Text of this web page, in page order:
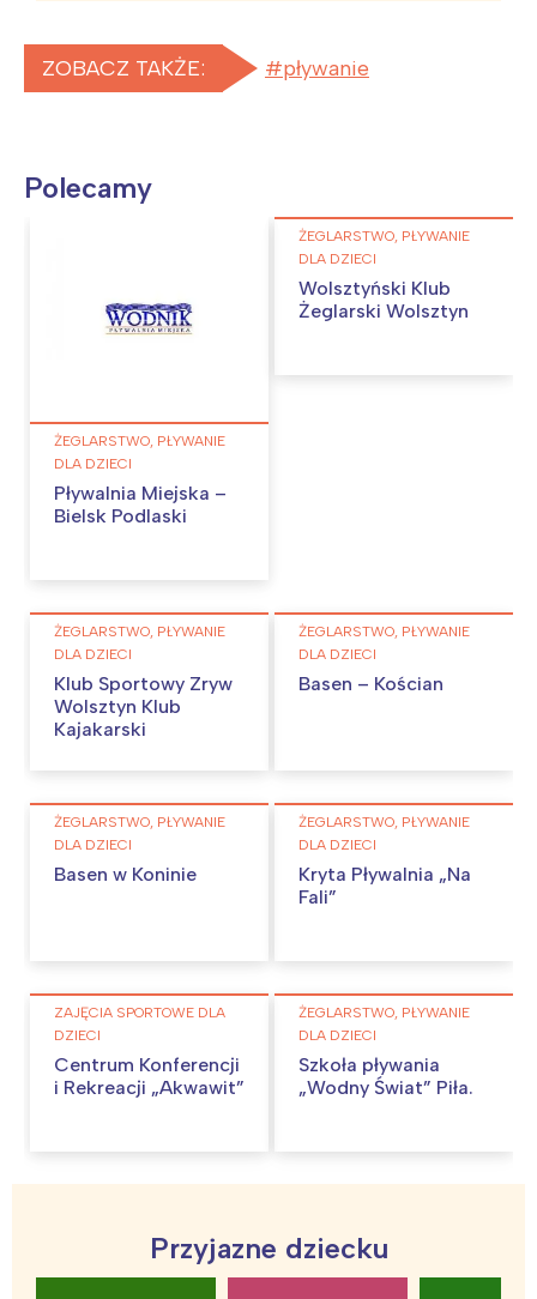
ZOBACZ TAKŻE: pływanie
Polecamy
ŻEGLARSTWO, PŁYWANIE
DLA DZIECI
Pływalnia Miejska –
Bielsk Podlaski
ŻEGLARSTWO, PŁYWANIE
DLA DZIECI
Wolsztyński Klub
Żeglarski Wolsztyn
ŻEGLARSTWO, PŁYWANIE
DLA DZIECI
Klub Sportowy Zryw
Wolsztyn Klub
Kajakarski
ŻEGLARSTWO, PŁYWANIE
DLA DZIECI
Basen – Kościan
ŻEGLARSTWO, PŁYWANIE
DLA DZIECI
Basen w Koninie
ŻEGLARSTWO, PŁYWANIE
DLA DZIECI
Kryta Pływalnia „Na
Fali”
ZAJĘCIA SPORTOWE DLA
DZIECI
Centrum Konferencji
i Rekreacji „Akwawit”
ŻEGLARSTWO, PŁYWANIE
DLA DZIECI
Szkoła pływania
„Wodny Świat” Piła.
Przyjazne dziecku